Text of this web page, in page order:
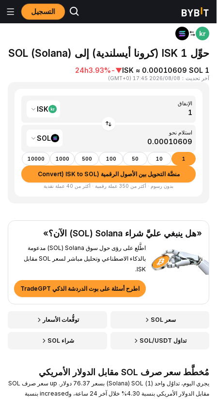
التسجيل المنزٍل ISK to SOL
حوِّل 1 ISK (كرونا أيسلندية) إلى SOL (Solana)
1 ISK ≈ 0.00010609 SOL
▼
-3.93%
24h
آخر تحديث：
2026/08/08 17:45
(
GMT+0
)
الإنفاق
ISK
استلام نحو
SOL
1
10
50
100
500
1000
10000
منصَّة التحويل بين الأصول الرقمية (Convert) ISK to SOL
بدون رسوم · أكثر من 350 عملة رقمية · أكثر من 40 عملة نقدية
«هل ينبغي عليَّ شراء Solana ‏(SOL) الآن؟»
اطَّلع على رؤى حول سوق Solana ‏(SOL) مدعومة
بالذكاء الاصطناعي وتحليل مباشر لسعر SOL مقابل
ISK.
اطرح أسئلة على بوت الدردشة الذكي TradeGPT
سعر SOL توقُّعات الأسعار
تداوَل SOL/USDT شراء SOL
مُخطَّط سعر صرف SOL مقابل الدولار الأمريكي
يجري اليوم، تداوُل واحد (1) SOL ‏(Solana) بسعر 76.37 دولار. up سعر صرف SOL
مقابل الدولار الأمريكي بنسبة 4.30% خلال آخر 24 ساعة، وincreased بنسبة